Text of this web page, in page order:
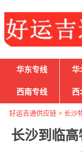
华东专线 华
西南专线 西
好运吉通供应链> 长沙
长沙到临